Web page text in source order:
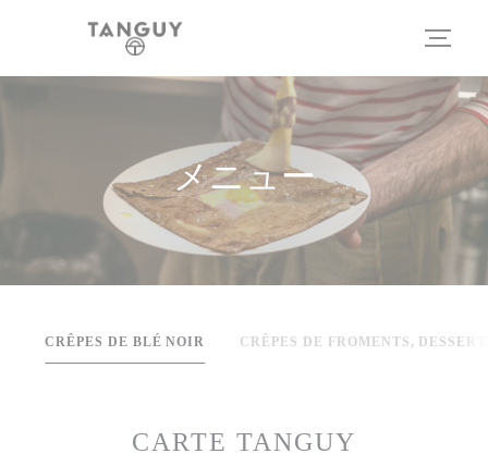
メニュー
CRÊPES DE BLÉ NOIR CRÊPES DE FROMENTS,
CARTE TANGUY